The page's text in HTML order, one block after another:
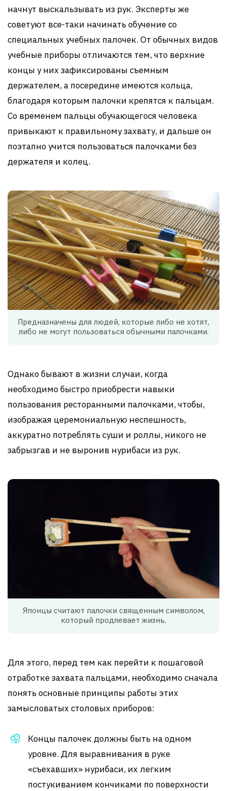
начнут выскальзывать из рук. Эксперты же
советуют все-таки начинать обучение со
специальных учебных палочек. От обычных видов
учебные приборы отличаются тем, что верхние
концы у них зафиксированы съемным
держателем, а посередине имеются кольца,
благодаря которым палочки крепятся к пальцам.
Со временем пальцы обучающегося человека
привыкают к правильному захвату, и дальше он
поэтапно учится пользоваться палочками без
держателя и колец.
Предназначены для людей, которые либо не хотят,
либо не могут пользоваться обычными палочками.
Однако бывают в жизни случаи, когда
необходимо быстро приобрести навыки
пользования ресторанными палочками, чтобы,
изображая церемониальную неспешность,
аккуратно потреблять суши и роллы, никого не
забрызгав и не выронив нурибаси из рук.
Японцы считают палочки священным символом,
который продлевает жизнь.
Для этого, перед тем как перейти к пошаговой
отработке захвата пальцами, необходимо сначала
понять основные принципы работы этих
замысловатых столовых приборов:
Концы палочек должны быть на одном
уровне. Для выравнивания в руке
«съехавших» нурибаси, их легким
постукиванием кончиками по поверхности